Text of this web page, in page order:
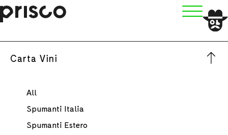
Carta Vini
All
Spumanti Italia
Spumanti Estero